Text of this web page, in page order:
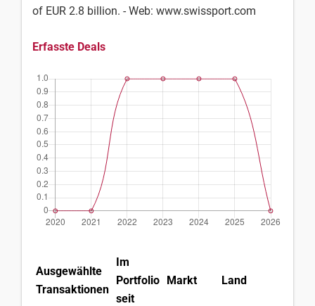
of EUR 2.8 billion. - Web: www.swissport.com
Erfasste Deals
Ausgewählte
Transaktionen
Im
Portfolio
seit
Markt Land